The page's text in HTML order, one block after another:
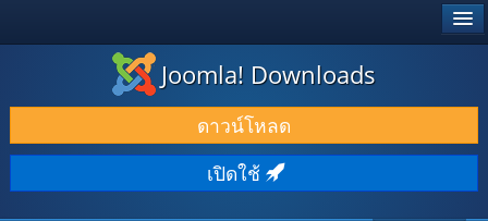
ดาวน์โหลด & ส่วนเสริม
ค้นคว้า & เรียนรู้
ชุมชน & สนับสนุน
Joomla! Downloads
ดาวน์โหลด
เปิดใช้